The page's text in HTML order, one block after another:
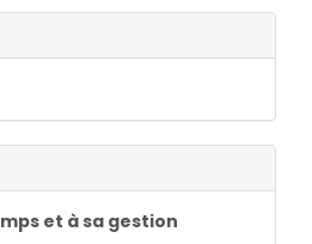
et à sa gestion